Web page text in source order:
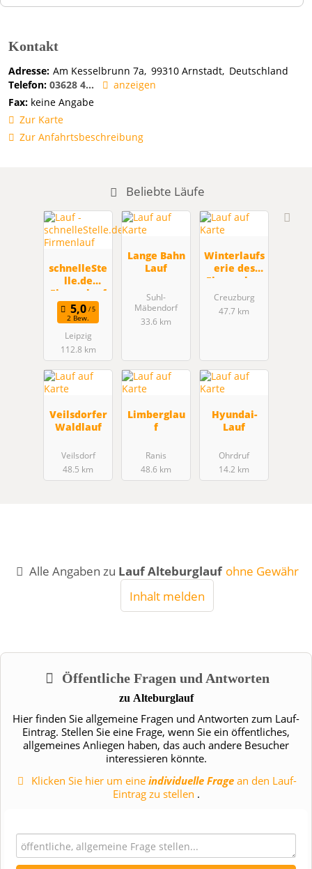
Kontakt
Adresse: Am Kesselbrunn 7a 99310 Arnstadt Deutschland
Telefon: 03628 4...
anzeigen
Fax: keine Angabe
Zur Karte
Zur Anfahrtsbeschreibung
Beliebte Läufe
schnelleSte
lle.de
Firmenlauf
2 Bew.
Leipzig
112.8 km
Lange Bahn
Lauf
Suhl-
Mäbendorf
33.6 km
Winterlaufs
erie des
Eisenacher
LV -
Creuzburg
Creuzburg
47.7 km
Veilsdorfer
Waldlauf
Veilsdorf
48.5 km
Limberglau
f
Ranis
48.6 km
Hyundai-
Lauf
Ohrdruf
14.2 km
Alle Angaben zu Lauf Alteburglauf ohne Gewähr
Inhalt melden
Öffentliche Fragen und Antworten
zu Alteburglauf
Hier finden Sie allgemeine Fragen und Antworten zum Lauf-
Eintrag. Stellen Sie eine Frage, wenn Sie ein öffentliches,
allgemeines Anliegen haben, das auch andere Besucher
interessieren könnte.
Klicken Sie hier um eineindividuelle Frage an den Lauf-
Eintrag zu stellen .